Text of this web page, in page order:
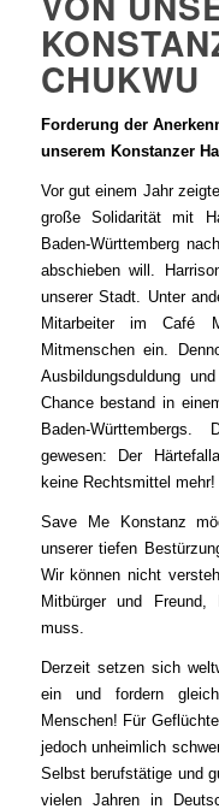
CHUKWU
Forderung der
unserem Konstanzer
Vor gut einem Jahr
große Solidarität mit
Baden-Württemberg
abschieben will.
unserer Stadt. Unter
Mitarbeiter im Café
Mitmenschen ein.
Ausbildungsduldung
Chance bestand in
Baden-
gewesen: Der
keine Rechtsmittel mehr!
Save Me Konstanz
unserer tiefen
Wir können nicht
Mitbürger und Freund,
muss.
Derzeit setzen sich
ein und fordern
Menschen! Für
jedoch unheimlich
Selbst berufstätige und
vielen Jahren in